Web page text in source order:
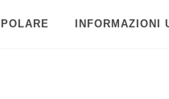
INFORMAZIONI